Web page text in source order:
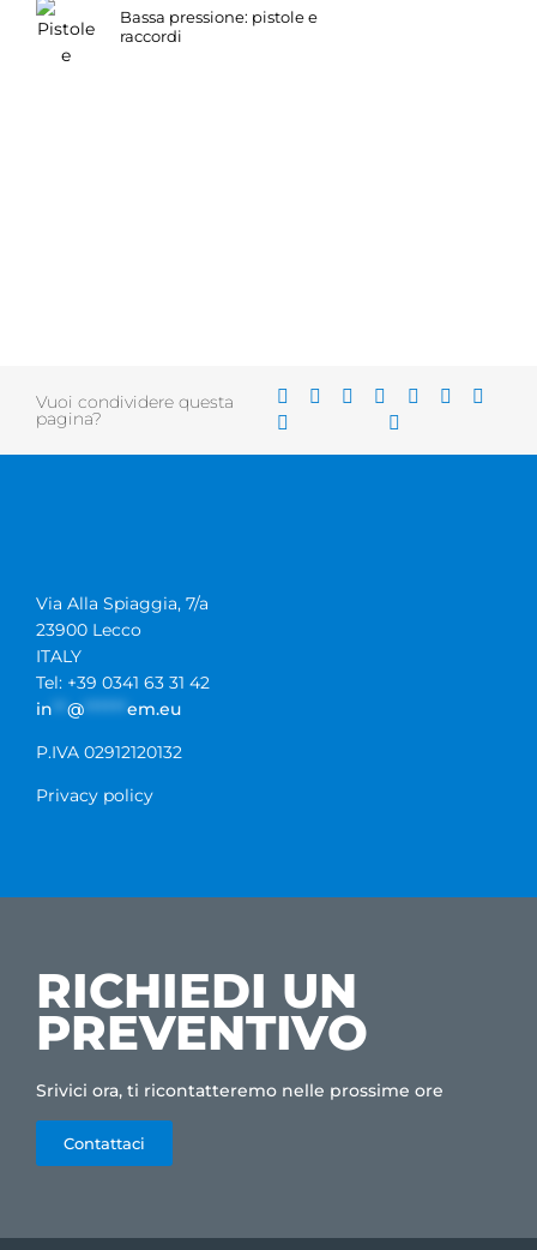
Bassa pressione: pistole e
raccordi
Vuoi condividere questa
pagina?
Via Alla Spiaggia, 7/a
23900 Lecco
ITALY
Tel: +39 0341 63 31 42
in
@ ****** em.eu
P.IVA 02912120132
Privacy policy
RICHIEDI UN
PREVENTIVO
Srivici ora, ti ricontatteremo nelle prossime ore
Contattaci